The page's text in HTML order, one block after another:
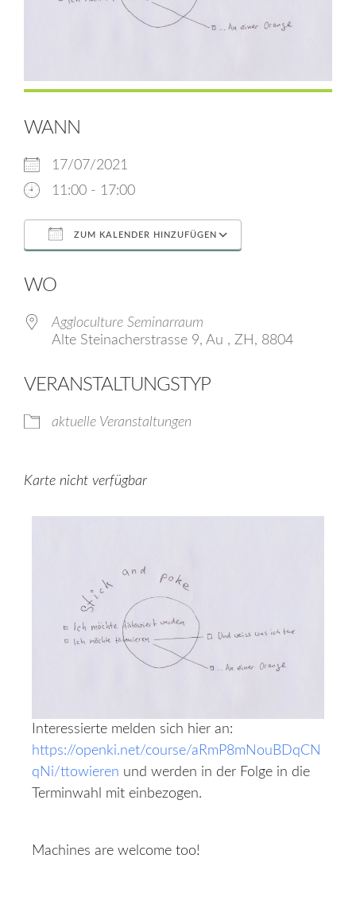
WANN
17/07/2021
11:00 - 17:00
ZUM KALENDER HINZUFÜGEN
WO
Aggloculture Seminarraum
Alte Steinacherstrasse 9, Au , ZH, 8804
VERANSTALTUNGSTYP
aktuelle Veranstaltungen
Karte nicht verfügbar
Interessierte melden sich hier an:
https://openki.net/course/aRmP8mNouBDqCN
qNi/ttowieren und werden in der Folge in die
Terminwahl mit einbezogen.
Machines are welcome too!